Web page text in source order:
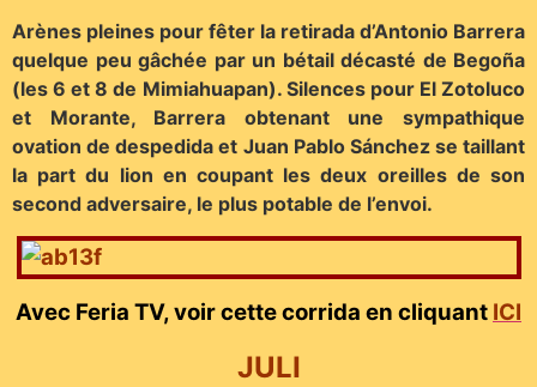
Arènes pleines pour fêter la retirada d’Antonio Barrera
quelque peu gâchée par un bétail décasté de Begoña
(les 6 et 8 de Mimiahuapan). Silences pour El Zotoluco
et Morante, Barrera obtenant une sympathique
ovation de despedida et Juan Pablo Sánchez se taillant
la part du lion en coupant les deux oreilles de son
second adversaire, le plus potable de l’envoi.
Avec Feria TV, voir cette corrida en cliquant ICI
JULI